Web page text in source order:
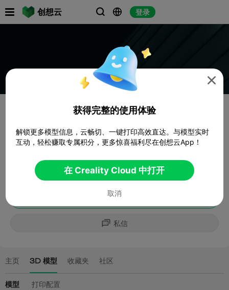
创想云   登录

获得完整的使用体验
解锁更多模型信息，云畅切、一键打印高效直达。与模型实时
互动，轻松赚取专属积分，更多惊喜福利尽在创想云App！
在 Creality Cloud 中打开
取消